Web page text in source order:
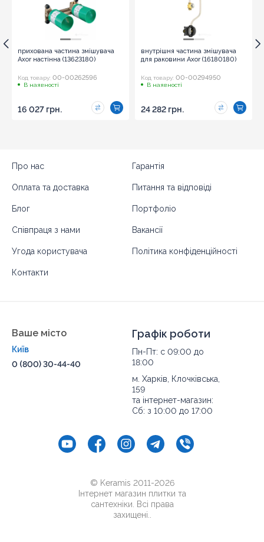
прихована частина змішувача
Axor настінна (13623180)
Код товару: 00-00262596
В наявності
16 027 грн.
внутрішня частина змішувача
для раковини Axor (16180180)
Код товару: 00-00294950
В наявності
24 282 грн.
Про нас Гарантія
Оплата та доставка Питання та відповіді
Блог Портфоліо
Співпраця з нами Вакансії
Угода користувача Політика конфіденційності
Контакти
Ваше місто
Київ
0 (800) 30-44-40
Графік роботи
Пн-Пт: с 09:00 до
18:00
м. Харків, Клочківська,
159
та інтернет-магазин:
Сб: з 10:00 до 17:00
© Keramis 2011-2026
Інтернет магазин плитки та
сантехніки. Всі права
захищені..